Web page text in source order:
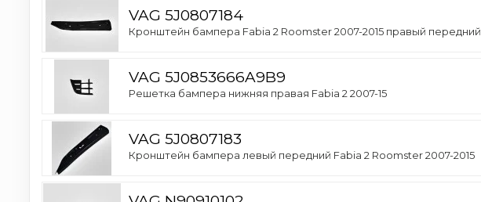
VAG 5J0807184
Кронштейн бампера Fabia 2 Roomster 2007-2015 правый передний
VAG 5J0853666A9B9
Решетка бампера нижняя правая Fabia 2 2007-15
VAG 5J0807183
Кронштейн бампера левый передний Fabia 2 Roomster 2007-2015